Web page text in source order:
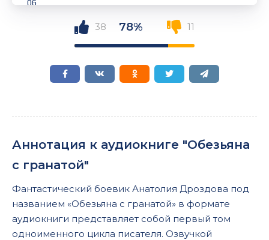
06
13
14
15
17
38 78% 11
Аннотация к аудиокниге "Обезьяна
с гранатой"
Фантастический боевик Анатолия Дроздова под
названием «Обезьяна с гранатой» в формате
аудиокниги представляет собой первый том
одноименного цикла писателя. Озвучкой